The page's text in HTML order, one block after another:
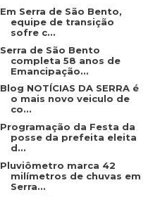
Em Serra de São Bento,
equipe de transição
sofre c...
Serra de São Bento
completa 58 anos de
Emancipação...
Blog NOTÍCIAS DA SERRA é
o mais novo veiculo de
co...
Programação da Festa da
posse da prefeita eleita
d...
Pluviômetro marca 42
milímetros de chuvas em
Serra...